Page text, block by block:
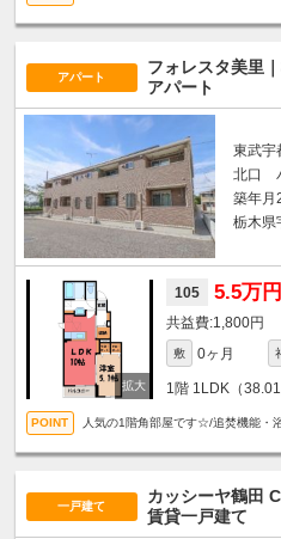
アパート
フォレスタ美里
アパート
東武宇
北口
築年月
栃木県
105 5.5万円
1,800円
敷 0ヶ月
1階 1LDK（
人気の1階角部屋です☆/追焚機能・
一戸建て
カッシーヤ鶴田
賃貸一戸建て